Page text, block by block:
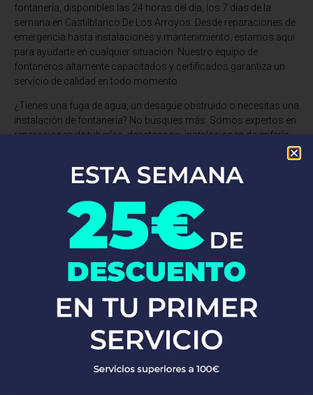
fontanería, disponibles las 24 horas del día, los 7 días de la
semana en Castilblanco De Los Arroyos. Desde reparaciones de
emergencia hasta instalaciones y mantenimiento, estamos aquí
para ayudarte en cualquier situación. Nuestro equipo de
fontaneros altamente capacitados y certificados garantiza un
servicio de calidad en todo momento.
¿Tienes una fuga de agua, un desagüe obstruido o necesitas una
instalación de fontanería? No busques más. Somos expertos en
reparaciones de tuberías, desatascos, instalaciones de grifería,
calentadores, calderas y mucho más. Utilizamos materiales de
alta calidad y las técnicas más avanzadas para asegurarnos de
que tu sistema de fontanería funcione perfectamente.
No esperes más!Llámanos ahora y descubre por qué tantos
clientes confían en Fontaneros 24h. Resolvemos tus problemas
de fontanería de manera rápida, eficiente y a precios
competitivos en Castilblanco De Los Arroyos. ¡Estamos aquí
para ti, siempre que nos necesites!
PEDIR PRESUPUESTO